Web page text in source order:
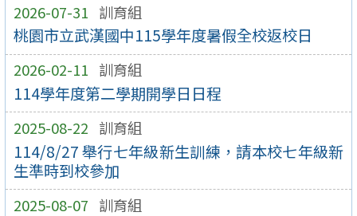
2026-07-31 訓育組
桃園市立武漢國中115學年度暑假全校返校日
2026-02-11 訓育組
114學年度第二學期開學日日程
2025-08-22 訓育組
114/8/27 舉行七年級新生訓練，請本校七年級新
生準時到校參加
2025-08-07 訓育組